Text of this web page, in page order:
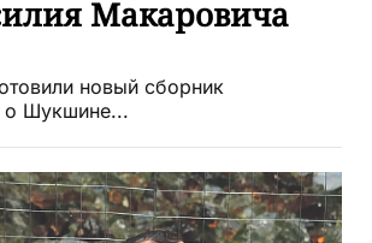
Макаровича
новый сборник
о Шукшине...